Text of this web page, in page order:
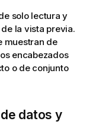
solo lectura y
la vista previa.
muestran de
encabezados
o de conjunto
datos y